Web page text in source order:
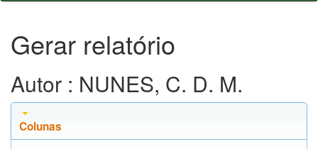
Gerar relatório
Autor : NUNES, C. D. M.
Colunas